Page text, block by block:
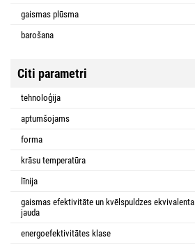
gaismas plūsma
barošana
Citi parametri
tehnoloģija
aptumšojams
forma
krāsu temperatūra
līnija
gaismas efektivitāte un kvēlspuldzes ekvivalenta
jauda
energoefektivitātes klase